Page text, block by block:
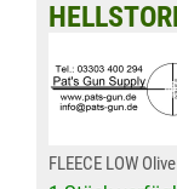
FLEECE LOW Olive